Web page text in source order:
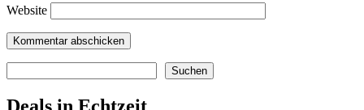
Website
Suchen